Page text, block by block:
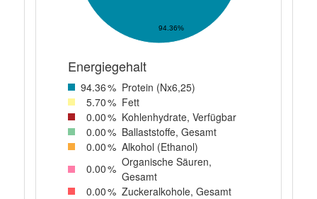
94.36%
Energiegehalt
94.36% Protein (Nx6,25)
5.70% Fett
0.00% Kohlenhydrate, Verfügbar
0.00% Ballaststoffe, Gesamt
0.00% Alkohol (Ethanol)
0.00% Organische Säuren,
Gesamt
0.00% Zuckeralkohole, Gesamt